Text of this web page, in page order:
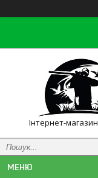
Інтернет-магазин